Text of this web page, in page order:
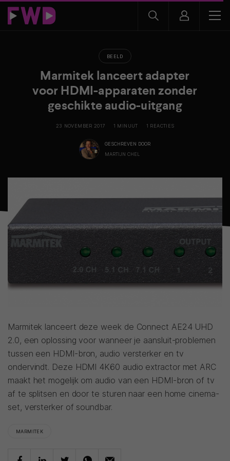
BEELD
Marmitek lanceert adapter
voor HDMI-apparaten zonder
geschikte audio-uitgang
23 NOVEMBER 2017 1 MINUUT 1 REACTIES
GESCHREVEN DOOR
MARTIJN CHEL
Marmitek lanceert deze week de Connect AE24 UHD
2.0, een oplossing voor wanneer je aansluit-problemen
tussen een HDMI-bron, audio versterker en tv
ondervindt. Deze HDMI 4K60 audio extractor met ARC
maakt het mogelijk om audio van een HDMI-bron of tv
af te splitsen en door te sturen naar een home cinema-
set, versterker of soundbar.
MARMITEK